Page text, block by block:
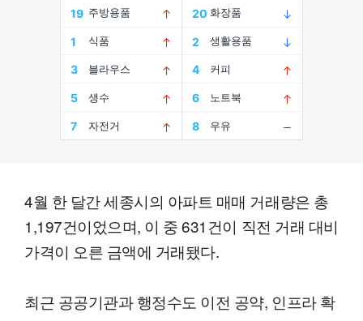
4월 한 달간 세종시의 아파트 매매 거래량은 총
1,197건이었으며, 이 중 631건이 직전 거래 대비
가격이 오른 금액에 거래됐다.
최근 공공기관과 행정수도 이전 공약, 인프라 확